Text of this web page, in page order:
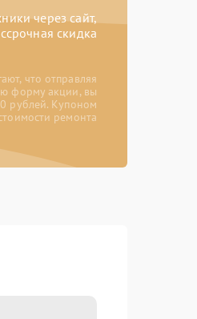
через сайт,
скидка
что отправляя
форму акции, вы
рублей. Купоном
ремонта